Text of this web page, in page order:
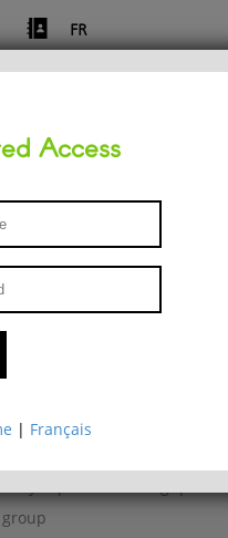
FR
Liège
Philosophy
Library
Access
| Français